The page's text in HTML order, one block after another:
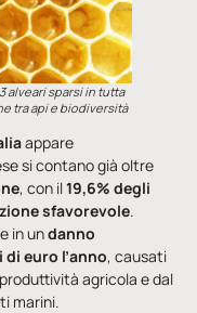
alveari sparsi in tutta
tra api e biodiversità
appare
si contano già oltre
, con il19,6% degli
sfavorevole.
in undanno
euro l’anno, causati
agricola e dal
marini.